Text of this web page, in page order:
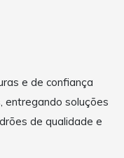
e de confiança
entregando soluções
de qualidade e